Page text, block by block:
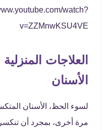
watch?
v=ZZMnwKSU4VE
العلاجات
الأسنان
لسوء الحظ، الأسنان
مرة أخرى، بمجرد أن